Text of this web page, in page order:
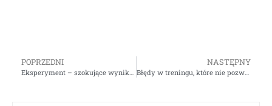
POPRZEDNI
Eksperyment – szokujące wyniki – Sprawdź
NASTĘPNY
Błędy w treningu, które nie pozwalają ci uzyskać wymarzonego ciała